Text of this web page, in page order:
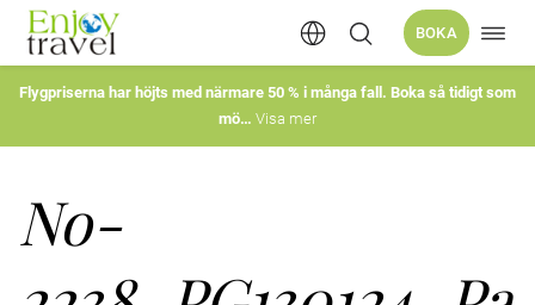
Hoppa
till
innehåll
BOKA
Flygpriserna har höjts med närmare 50 % i många fall. Boka så tidigt som
mö
Visa mer
No-